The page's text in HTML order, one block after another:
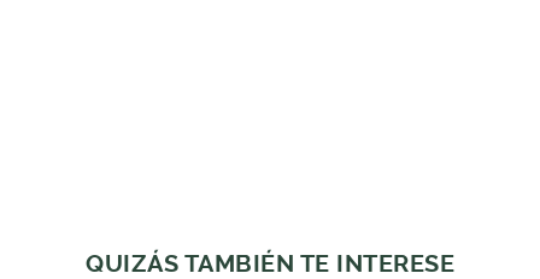
QUIZÁS TAMBIÉN TE INTERESE